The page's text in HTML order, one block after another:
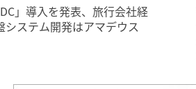
」導入を発表、旅行会社経
ステム開発はアマデウス